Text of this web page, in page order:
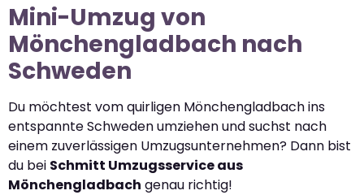
Mini-Umzug von
Mönchengladbach nach
Schweden
Du möchtest vom quirligen Mönchengladbach ins
entspannte Schweden umziehen und suchst nach
einem zuverlässigen Umzugsunternehmen? Dann bist
du bei Schmitt Umzugsservice aus
Mönchengladbach genau richtig!